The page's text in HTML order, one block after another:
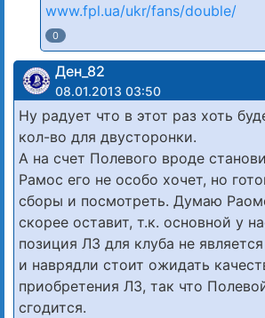
www.fpl.ua/ukr/fans/double/
0
Ден_82
08.01.2013 03:50
Ну радует что в этот раз хоть
кол-во для двусторонки.
А на счет Полевого вроде
Рамос его не особо хочет, но
сборы и посмотреть. Думаю
скорее оставит, т.к. основной у
позиция ЛЗ для клуба не
и наврядли стоит ожидать
приобретения ЛЗ, так что
сгодится.